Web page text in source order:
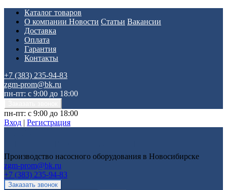
Каталог товаров
О компании Новости Статьи Вакансии
Доставка
Оплата
Гарантия
Контакты
+7 (383) 235-94-83
zgm-prom@bk.ru
пн-пт: с 9:00 до 18:00
пн-пт: с 9:00 до 18:00
Вход | Регистрация
Производство насосного оборудования в Новосибирске
zgm-prom@bk.ru
+7 (383) 235-94-83